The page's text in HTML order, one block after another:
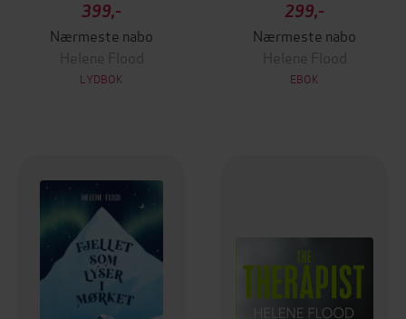
399,-
Nærmeste nabo
Helene Flood
LYDBOK
299,-
Nærmeste nabo
Helene Flood
EBOK